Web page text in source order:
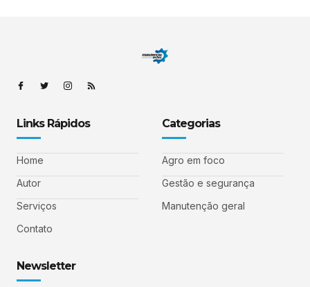
Links Rápidos
Home
Autor
Serviços
Contato
Categorias
Agro em foco
Gestão e segurança
Manutenção geral
Newsletter